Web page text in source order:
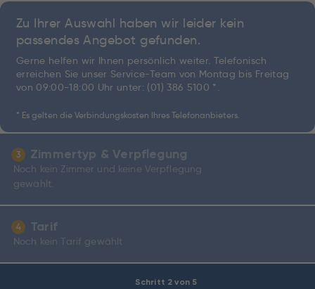
Schritt 2 von 5
Zu Ihrer Auswahl haben wir leider kein
passendes Angebot gefunden.
Gerne helfen wir Ihnen persönlich weiter. Telefonisch
erreichen Sie unser Service-Team von Montag bis Freitag
von 09:00-18:00 Uhr unter: (01) 386 5100 *.
* Es gelten die Verbindungskosten Ihres Telefonanbieters.
3 Zimmertyp & Verpflegung
Noch kein Zimmer und keine Verpflegung
gewählt.
4 Tarif
Noch kein Tarif gewählt